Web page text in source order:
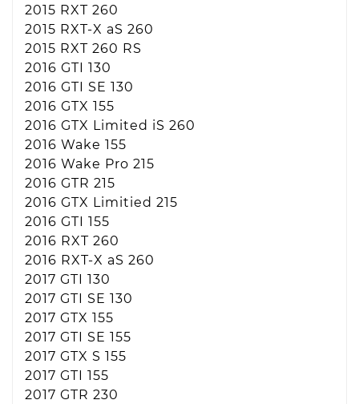
2015 RXT 260
2015 RXT-X aS 260
2015 RXT 260 RS
2016 GTI 130
2016 GTI SE 130
2016 GTX 155
2016 GTX Limited iS 260
2016 Wake 155
2016 Wake Pro 215
2016 GTR 215
2016 GTX Limitied 215
2016 GTI 155
2016 RXT 260
2016 RXT-X aS 260
2017 GTI 130
2017 GTI SE 130
2017 GTX 155
2017 GTI SE 155
2017 GTX S 155
2017 GTI 155
2017 GTR 230